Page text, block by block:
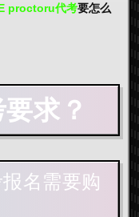
proctoru代考要怎么
求？
名需要购